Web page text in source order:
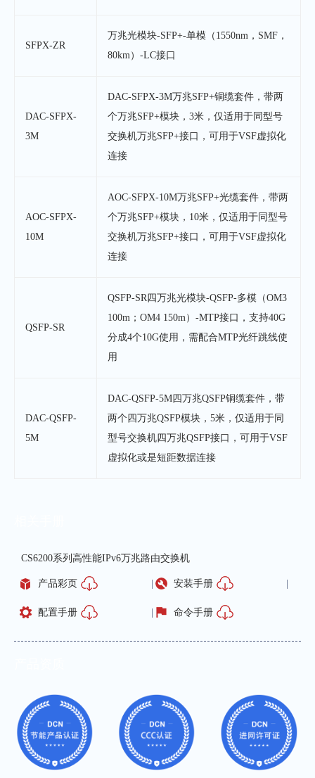
SFPX-ZR
万兆光模块-SFP+-单模（1550nm，SMF，
80km）-LC接口
DAC-SFPX-
3M
DAC-SFPX-3M万兆SFP+铜缆套件，带两
个万兆SFP+模块，3米，仅适用于同型号
交换机万兆SFP+接口，可用于VSF虚拟化
连接
AOC-SFPX-
10M
AOC-SFPX-10M万兆SFP+光缆套件，带两
个万兆SFP+模块，10米，仅适用于同型号
交换机万兆SFP+接口，可用于VSF虚拟化
连接
QSFP-SR
QSFP-SR四万兆光模块-QSFP-多模（OM3
100m；OM4 150m）-MTP接口，支持40G
分成4个10G使用，需配合MTP光纤跳线使
用
DAC-QSFP-
5M
DAC-QSFP-5M四万兆QSFP铜缆套件，带
两个四万兆QSFP模块，5米，仅适用于同
型号交换机四万兆QSFP接口，可用于VSF
虚拟化或是短距数据连接
CS6200系列高性能IPv6万兆路由交换机
产品彩页 安装手册
配置手册 命令手册